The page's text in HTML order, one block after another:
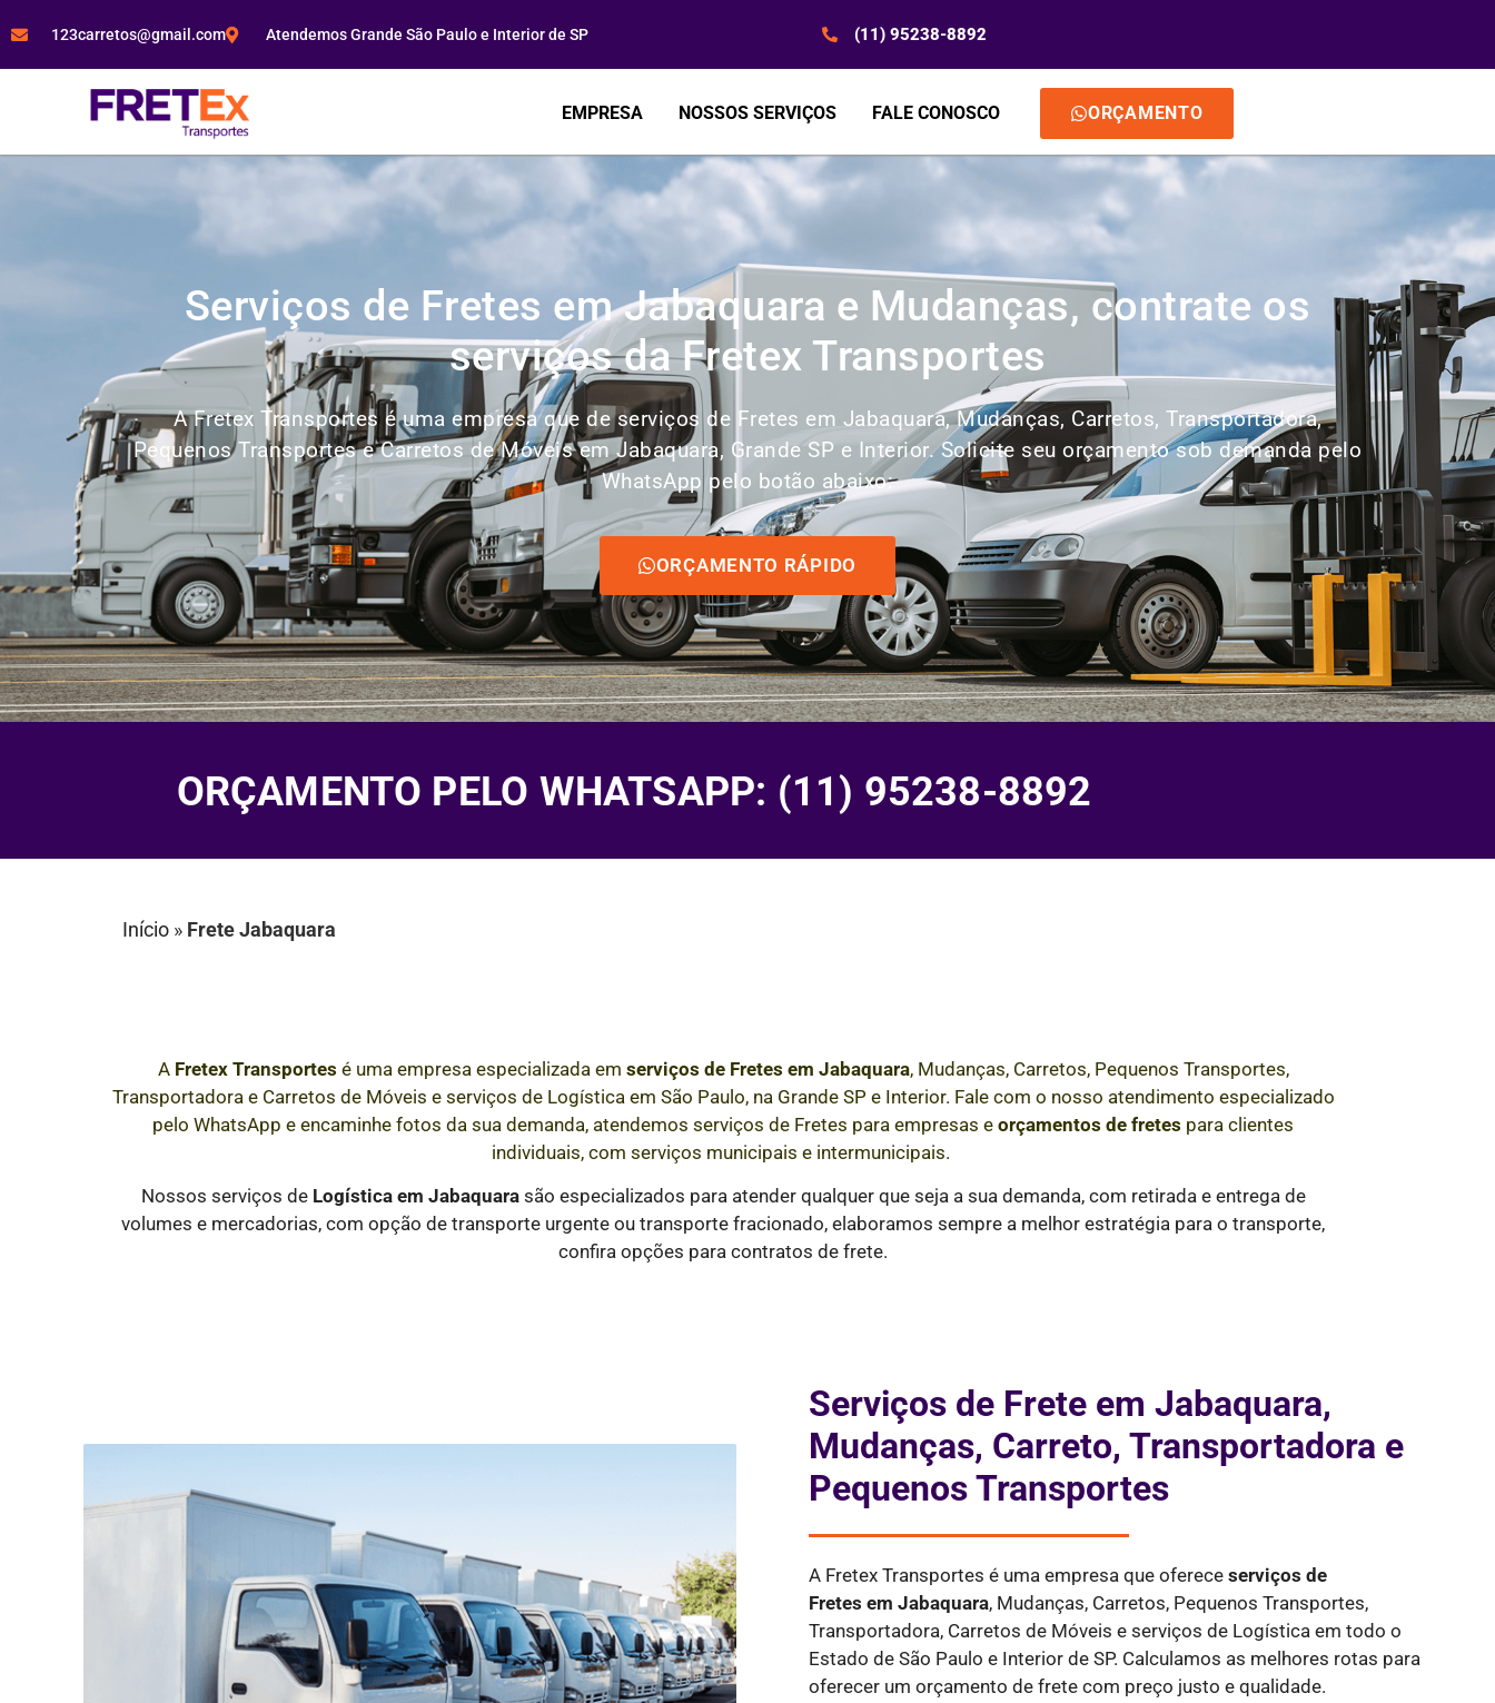
123carretos@gmail.com Atendemos Grande São Paulo e Interior de SP (11) 95238-8892
EMPRESA NOSSOS SERVIÇOS FALE CONOSCO ORÇAMENTO
Serviços de Fretes em Jabaquara e Mudanças, contrate os
serviços da Fretex Transportes
A Fretex Transportes é uma empresa que de serviços de Fretes em Jabaquara, Mudanças, Carretos, Transportadora,
Pequenos Transportes e Carretos de Móveis em Jabaquara, Grande SP e Interior. Solicite seu orçamento sob demanda pelo
WhatsApp pelo botão abaixo:
ORÇAMENTO RÁPIDO
ORÇAMENTO PELO WHATSAPP: (11) 95238-8892
Início » Frete Jabaquara
A Fretex Transportes é uma empresa especializada em serviços de Fretes em Jabaquara, Mudanças, Carretos, Pequenos Transportes,
Transportadora e Carretos de Móveis e serviços de Logística em São Paulo, na Grande SP e Interior. Fale com o nosso atendimento especializado
pelo WhatsApp e encaminhe fotos da sua demanda, atendemos serviços de Fretes para empresas e orçamentos de fretes para clientes
individuais, com serviços municipais e intermunicipais.
Nossos serviços de Logística em Jabaquarasão especializados para atender qualquer que seja a sua demanda, com retirada e entrega de
volumes e mercadorias, com opção de transporte urgente ou transporte fracionado, elaboramos sempre a melhor estratégia para o transporte,
confira opções para contratos de frete.
Serviços de Frete em Jabaquara,
Mudanças, Carreto, Transportadora e
Pequenos Transportes
A Fretex Transportes é uma empresa que ofereceserviços de
Fretesem Jabaquara, Mudanças, Carretos, Pequenos Transportes,
Transportadora, Carretos de Móveis e serviços de Logística em todo o
Estado de São Paulo e Interior de SP. Calculamos as melhores rotas para
oferecer um orçamento de frete com preço justo e qualidade.